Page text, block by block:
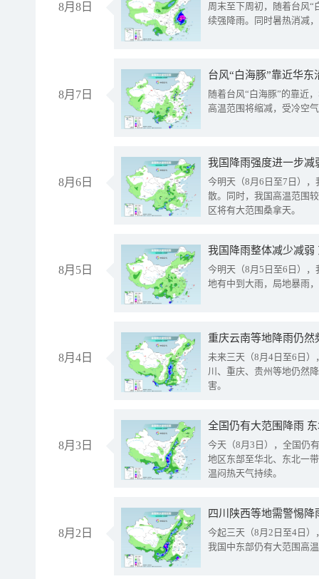
8月8日
周末至下周初，随着台风“
续强降雨。同时暑热消减
8月7日
台风“白海豚”靠近华
随着台风“白海豚”的靠近
高温范围将缩减，受冷空
8月6日
今明天（8月6日至7日）
散。同时，我国高温范围
区将有大范围桑拿天。
8月5日
我国降雨整体减少减弱
今明天（8月5日至6日）
地有中到大雨，局地暴雨
8月4日
重庆云南等地降雨仍然
未来三天（8月4日至6日
川、重庆、贵州等地仍然
害。
8月3日
全国仍有大范围降雨
今天（8月3日），全国仍
地区东部至华北、东北一
温闷热天气持续。
8月2日
今起三天（8月2日至4日
我国中东部仍有大范围高